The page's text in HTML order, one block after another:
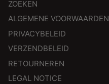
ZOEKEN
ALGEMENE VOORWAARDEN
PRIVACYBELEID
VERZENDBELEID
RETOURNEREN
LEGAL NOTICE